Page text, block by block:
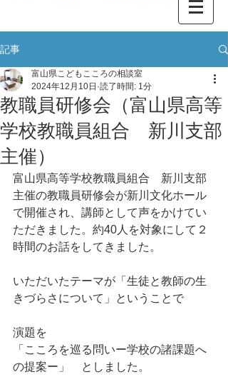
記事
教職員研修会（富山県高等
学校教職員組合 新川支部
主催）
富山県こどもこころの相談室
2024年12月10日 読了時間: 1分
富山県高等学校教職員組合　新川支部
主催の教職員研修会が新川文化ホール
で開催され、講師として声をかけてい
ただきました。約40人を対象にして２
時間のお話をしてきました。
いただいたテーマが「生徒と教師の生
きづらさについて」ということで
演題を
「こころを巡る問いー学校の諸課題へ
の提案ー」　としました。